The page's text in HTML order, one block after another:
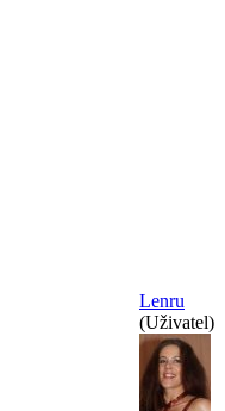
Lenru
(Uživatel)